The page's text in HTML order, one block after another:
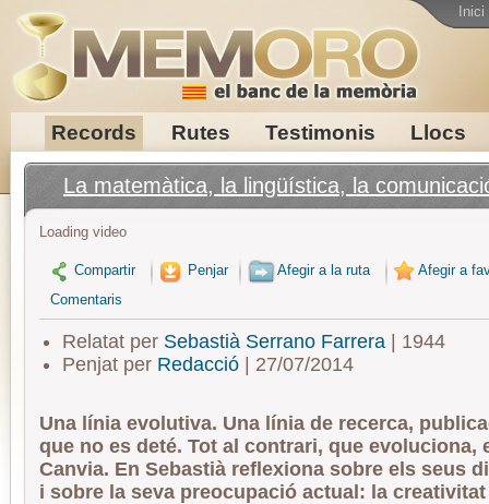
Records Rutes Testimonis Llocs
Inici
La matemàtica, la lingüística, la
Loading video
Compartir Penjar Afegir a la ruta
Afegir a
Comentaris
Relatat per Sebastià Serrano Farrera| 1944
Penjat per Redacció| 27/07/2014
Una línia evolutiva. Una línia de recerca,
que no es deté. Tot al contrari, que evoluciona,
Canvia. En Sebastià reflexiona sobre els seus
i sobre la seva preocupació actual: la